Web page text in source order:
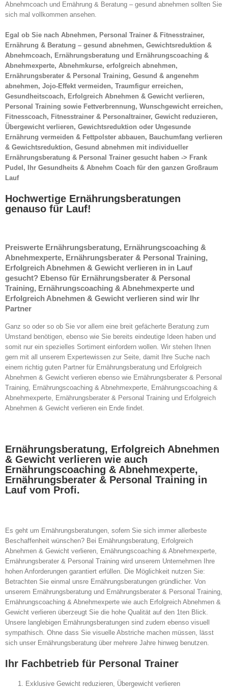
Abnehmcoach und Ernährung & Beratung – gesund abnehmen sollten Sie
sich mal vollkommen ansehen.
Egal ob Sie nach Abnehmen, Personal Trainer & Fitnesstrainer,
Ernährung & Beratung – gesund abnehmen, Gewichtsreduktion &
Abnehmcoach, Ernährungsberatung und Ernährungscoaching &
Abnehmexperte, Abnehmkurse, erfolgreich abnehmen,
Ernährungsberater & Personal Training, Gesund & angenehm
abnehmen, Jojo-Effekt vermeiden, Traumfigur erreichen,
Gesundheitscoach, Erfolgreich Abnehmen & Gewicht verlieren,
Personal Training sowie Fettverbrennung, Wunschgewicht erreichen,
Fitnesscoach, Fitnesstrainer & Personaltrainer, Gewicht reduzieren,
Übergewicht verlieren, Gewichtsreduktion oder Ungesunde
Ernährung vermeiden & Fettpolster abbauen, Bauchumfang verlieren
& Gewichtsreduktion, Gesund abnehmen mit individueller
Ernährungsberatung & Personal Trainer gesucht haben -> Frank
Pudel, Ihr Gesundheits & Abnehm Coach für den ganzen Großraum
Lauf
Hochwertige Ernährungsberatungen
genauso für Lauf!
Preiswerte Ernährungsberatung, Ernährungscoaching &
Abnehmexperte, Ernährungsberater & Personal Training,
Erfolgreich Abnehmen & Gewicht verlieren in in Lauf
gesucht? Ebenso für Ernährungsberater & Personal
Training, Ernährungscoaching & Abnehmexperte und
Erfolgreich Abnehmen & Gewicht verlieren sind wir Ihr
Partner
Ganz so oder so ob Sie vor allem eine breit gefächerte Beratung zum
Umstand benötigen, ebenso wie Sie bereits eindeutige Ideen haben und
somit nur ein spezielles Sortiment einfordern wollen. Wir stehen Ihnen
gern mit all unserem Expertewissen zur Seite, damit Ihre Suche nach
einem richtig guten Partner für Ernährungsberatung und Erfolgreich
Abnehmen & Gewicht verlieren ebenso wie Ernährungsberater & Personal
Training, Ernährungscoaching & Abnehmexperte, Ernährungscoaching &
Abnehmexperte, Ernährungsberater & Personal Training und Erfolgreich
Abnehmen & Gewicht verlieren ein Ende findet.
Ernährungsberatung, Erfolgreich Abnehmen
& Gewicht verlieren wie auch
Ernährungscoaching & Abnehmexperte,
Ernährungsberater & Personal Training in
Lauf vom Profi.
Es geht um Ernährungsberatungen, sofern Sie sich immer allerbeste
Beschaffenheit wünschen? Bei Ernährungsberatung, Erfolgreich
Abnehmen & Gewicht verlieren, Ernährungscoaching & Abnehmexperte,
Ernährungsberater & Personal Training wird unserem Unternehmen Ihre
hohen Anforderungen garantiert erfüllen. Die Möglichkeit nutzen Sie:
Betrachten Sie einmal unsre Ernährungsberatungen gründlicher. Von
unserem Ernährungsberatung und Ernährungsberater & Personal Training,
Ernährungscoaching & Abnehmexperte wie auch Erfolgreich Abnehmen &
Gewicht verlieren überzeugt Sie die hohe Qualität auf den 1ten Blick.
Unsere langlebigen Ernährungsberatungen sind zudem ebenso visuell
sympathisch. Ohne dass Sie visuelle Abstriche machen müssen, lässt
sich unser Ernährungsberatung über mehrere Jahre hinweg benutzen.
Ihr Fachbetrieb für Personal Trainer
Exklusive Gewicht reduzieren, Übergewicht verlieren